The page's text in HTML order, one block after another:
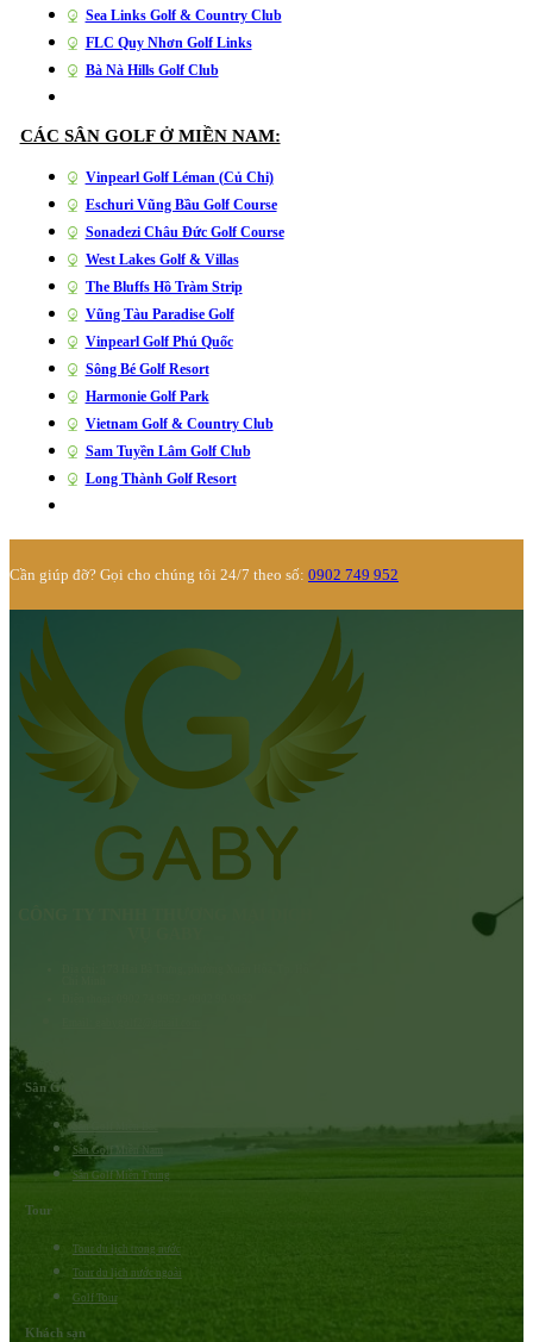
Sea Links Golf & Country Club
FLC Quy Nhơn Golf Links
Bà Nà Hills Golf Club
CÁC SÂN GOLF Ở MIỀN NAM:
Vinpearl Golf Léman (Củ Chi)
Eschuri Vũng Bầu Golf Course
Sonadezi Châu Đức Golf Course
West Lakes Golf & Villas
The Bluffs Hồ Tràm Strip
Vũng Tàu Paradise Golf
Vinpearl Golf Phú Quốc
Sông Bé Golf Resort
Harmonie Golf Park
Vietnam Golf & Country Club
Sam Tuyền Lâm Golf Club
Long Thành Golf Resort
Cần giúp đỡ? Gọi cho chúng tôi 24/7 theo số: 0902 749 952
Sân Golf
Sân Golf Miền Nam
Sân Golf Miền Trung
Tour
Tour du lịch trong nước
Tour du lịch nước ngoài
Golf Tour
Khách sạn